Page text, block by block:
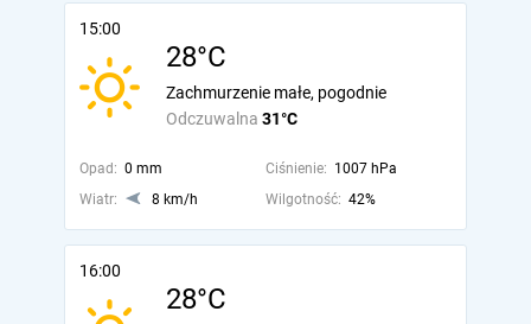
15:00
28°C
Odczuwalna 31°C
Zachmurzenie małe, pogodnie
Opad: 0 mm Ciśnienie: 1007 hPa
Wiatr:
8 km/h Wilgotność: 42%
16:00
28°C